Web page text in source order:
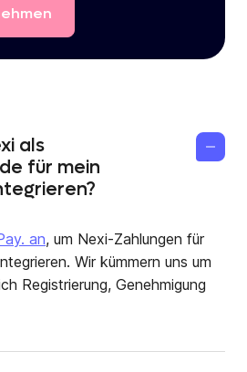
als
für mein
an, um Nexi-Zahlungen für
Wir kümmern uns um
Registrierung, Genehmigung